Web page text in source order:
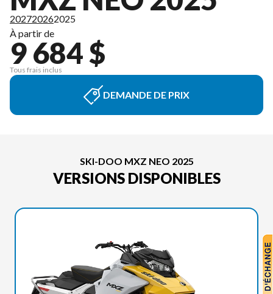
202720262025
À partir de
9 684 $
Tous frais inclus
DEMANDE DE PRIX
SKI-DOO MXZ NEO 2025
VERSIONS DISPONIBLES